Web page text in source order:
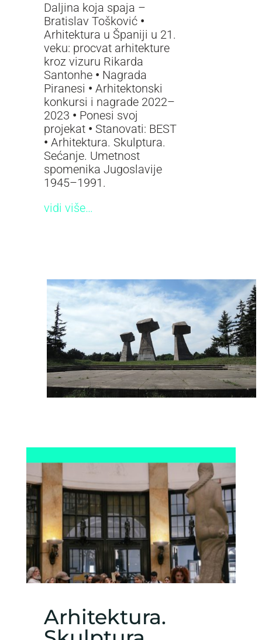
Daljina koja spaja –
Bratislav Tošković •
Arhitektura u Španiji u 21.
veku: procvat arhitekture
kroz vizuru Rikarda
Santonhe • Nagrada
Piranesi • Arhitektonski
konkursi i nagrade 2022–
2023 • Ponesi svoj
projekat • Stanovati: BEST
• Arhitektura. Skulptura.
Sećanje. Umetnost
spomenika Jugoslavije
1945–1991.
vidi više…
Arhitektura.